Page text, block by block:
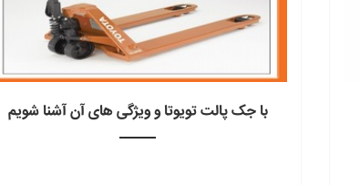
با جک پالت تویوتا و ویژگی های آن آشنا شویم